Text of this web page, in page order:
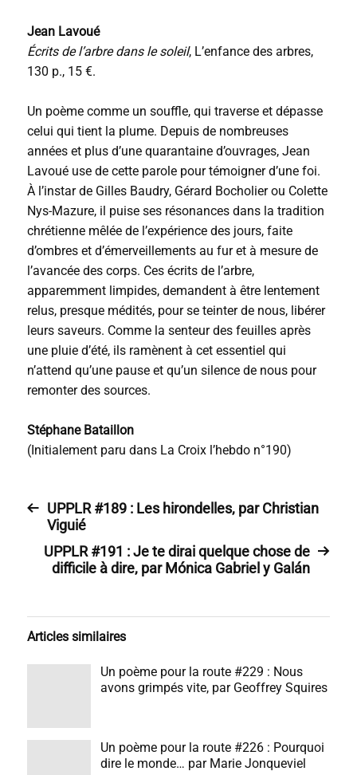
Jean Lavoué
Écrits de l’arbre dans le soleil, L’enfance des arbres,
130 p., 15 €.
Un poème comme un souffle, qui traverse et dépasse
celui qui tient la plume. Depuis de nombreuses
années et plus d’une quarantaine d’ouvrages, Jean
Lavoué use de cette parole pour témoigner d’une foi.
À l’instar de Gilles Baudry, Gérard Bocholier ou Colette
Nys-Mazure, il puise ses résonances dans la tradition
chrétienne mêlée de l’expérience des jours, faite
d’ombres et d’émerveillements au fur et à mesure de
l’avancée des corps. Ces écrits de l’arbre,
apparemment limpides, demandent à être lentement
relus, presque médités, pour se teinter de nous, libérer
leurs saveurs. Comme la senteur des feuilles après
une pluie d’été, ils ramènent à cet essentiel qui
n’attend qu’une pause et qu’un silence de nous pour
remonter des sources.
Stéphane Bataillon
(Initialement paru dans La Croix l’hebdo n°190)
UPPLR #189 : Les hirondelles, par Christian
Viguié
UPPLR #191 : Je te dirai quelque chose de
difficile à dire, par Mónica Gabriel y Galán
Articles similaires
Un poème pour la route #229 : Nous
avons grimpés vite, par Geoffrey Squires
Un poème pour la route #226 : Pourquoi
dire le monde… par Marie Jonqueviel